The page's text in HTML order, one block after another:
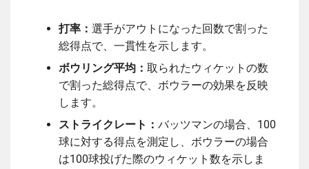
打率： 選手がアウトになった回数で割った
総得点で、一貫性を示します。
ボウリング平均： 取られたウィケットの数
で割った総得点で、ボウラーの効果を反映
します。
ストライクレート： バッツマンの場合、100
球に対する得点を測定し、ボウラーの場合
は100球投げた際のウィケット数を示しま